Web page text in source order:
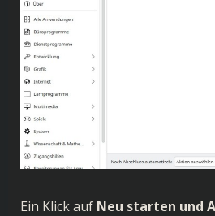
Ein Klick auf Neu starten und